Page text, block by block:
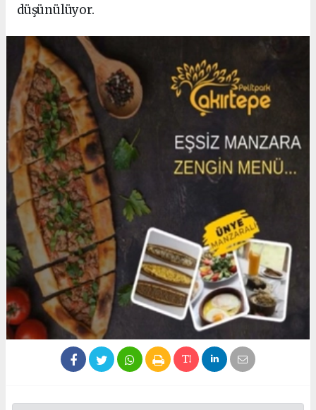
düşünülüyor.